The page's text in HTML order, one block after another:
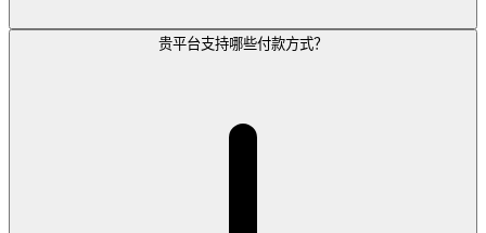
贵平台支持哪些付款方式？